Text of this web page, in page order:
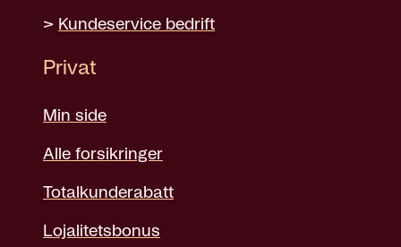
> Kundeservice bedrift
Privat
Min side
Alle forsikringer
Totalkunderabatt
Lojalitetsbonus